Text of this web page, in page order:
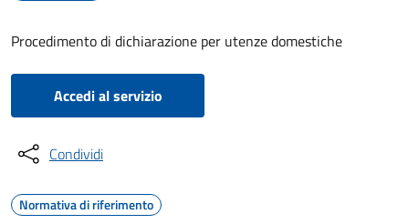
Procedimento di dichiarazione per utenze domestiche
Accedi al servizio
Condividi
Normativa di riferimento